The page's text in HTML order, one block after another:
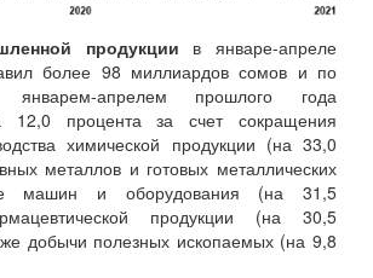
продукции в январе-апреле
более 98 миллиардов сомов и по
апрелем прошлого года
12,0 процента за счет сокращения
химической продукции (на 33,0
металлов и готовых металлических
машин и оборудования (на 31,5
продукции (на 30,5
добычи полезных ископаемых (на 9,8